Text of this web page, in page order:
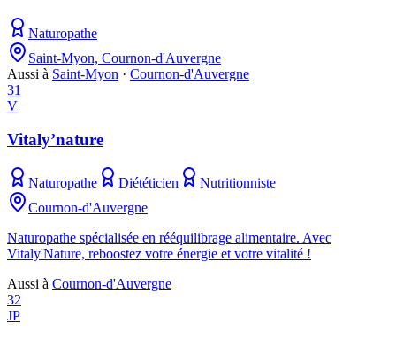
Naturopathe
Saint-Myon, Cournon-d'Auvergne
Aussi à Saint-Myon · Cournon-d'Auvergne
31
V
Vitaly’nature
Naturopathe Diététicien
Nutritionniste
Cournon-d'Auvergne
Naturopathe spécialisée en rééquilibrage alimentaire. Avec
Vitaly'Nature, reboostez votre énergie et votre vitalité !
Aussi à Cournon-d'Auvergne
32
JP